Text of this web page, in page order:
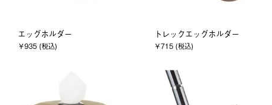
エッグホルダー
￥935 (税込)
トレックエッグホルダー
￥715 (税込)